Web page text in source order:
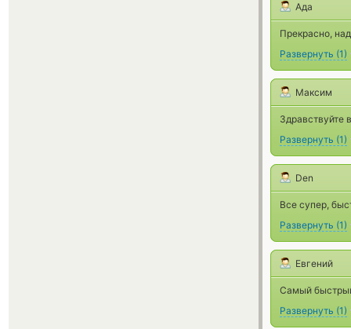
Ада
Прекрасно,
Развернуть (1)
Максим
Здравствуйте
Развернуть (1)
Den
Все супер,
Развернуть (1)
Евгений
Самый
Развернуть (1)